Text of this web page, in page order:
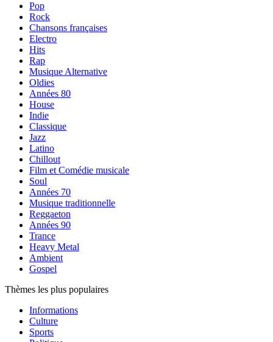
Pop
Rock
Chansons françaises
Electro
Hits
Rap
Musique Alternative
Oldies
Années 80
House
Indie
Classique
Jazz
Latino
Chillout
Film et Comédie musicale
Soul
Années 70
Musique traditionnelle
Reggaeton
Années 90
Trance
Heavy Metal
Ambient
Gospel
Thèmes les plus populaires
Informations
Culture
Sports